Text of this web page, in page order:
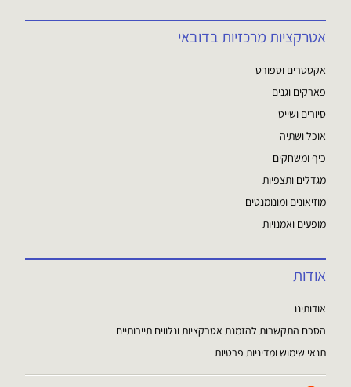
אטרקציות מרכזיות בדובאי
אקסטרים וספורט
פארקים וגנים
סיורים ושייט
אוכל ושתיה
כיף ומשחקים
מגדלים ותצפיות
מוזיאונים ומונומנטים
מופעים ואמנויות
אודות
אודותינו
הסכם התקשרות להזמנת אטרקציות ונלווים תיירותיים
תנאי שימוש ומדיניות פרטיות